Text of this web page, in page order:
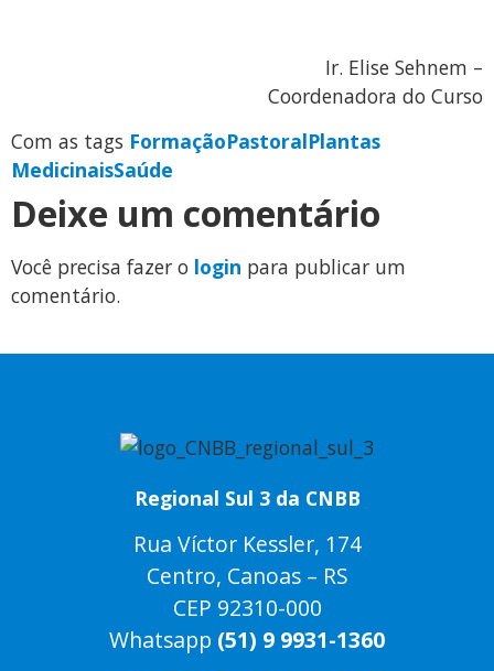
Ir. Elise Sehnem –
Coordenadora do Curso
Com as tags FormaçãoPastoralPlantas
MedicinaisSaúde
Deixe um comentário
Você precisa fazer o login para publicar um
comentário.
Regional Sul 3 da CNBB
Rua Víctor Kessler, 174
Centro, Canoas – RS
CEP 92310-000
Whatsapp (51) 9 9931-1360